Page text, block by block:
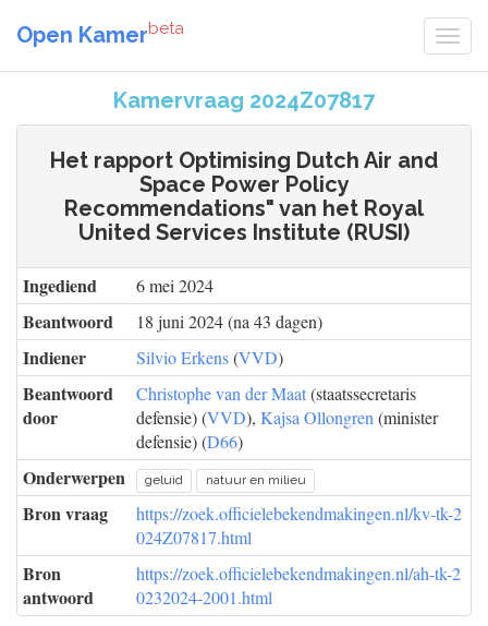
Open Kamerbeta
Kamervraag 2024Z07817
Het rapport Optimising Dutch Air and
Space Power Policy
Recommendations" van het Royal
United Services Institute (RUSI)
Ingediend 6 mei 2024
Beantwoord 18 juni 2024 (na 43 dagen)
Indiener Silvio Erkens(VVD)
Beantwoord
door
Christophe van der Maat(staatssecretaris
defensie) (VVD), Kajsa Ollongren (minister
defensie) (D66)
Onderwerpen geluid natuur en milieu
Bron vraag
https://zoek.officielebekendmakingen.nl/kv-tk-2
024Z07817.html
Bron
antwoord
https://zoek.officielebekendmakingen.nl/ah-tk-2
0232024-2001.html